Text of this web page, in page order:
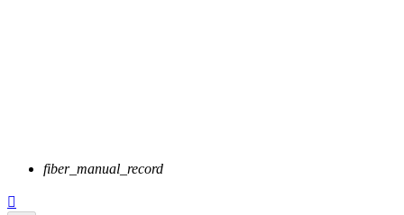
fiber_manual_record
